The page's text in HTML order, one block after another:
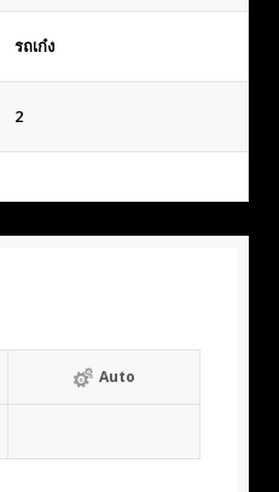
รถเก๋ง
2
Auto